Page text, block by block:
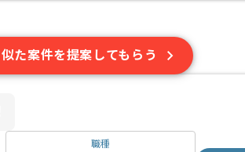
似た案件を提案してもらう
職種